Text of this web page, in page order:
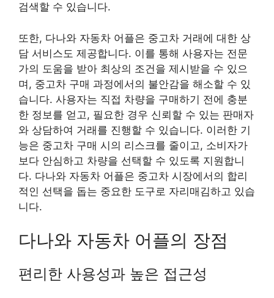
검색할 수 있습니다.
또한, 다나와 자동차 어플은 중고차 거래에 대한 상
담 서비스도 제공합니다. 이를 통해 사용자는 전문
가의 도움을 받아 최상의 조건을 제시받을 수 있으
며, 중고차 구매 과정에서의 불안감을 해소할 수 있
습니다. 사용자는 직접 차량을 구매하기 전에 충분
한 정보를 얻고, 필요한 경우 신뢰할 수 있는 판매자
와 상담하여 거래를 진행할 수 있습니다. 이러한 기
능은 중고차 구매 시의 리스크를 줄이고, 소비자가
보다 안심하고 차량을 선택할 수 있도록 지원합니
다. 다나와 자동차 어플은 중고차 시장에서의 합리
적인 선택을 돕는 중요한 도구로 자리매김하고 있습
니다.
다나와 자동차 어플의 장점
편리한 사용성과 높은 접근성